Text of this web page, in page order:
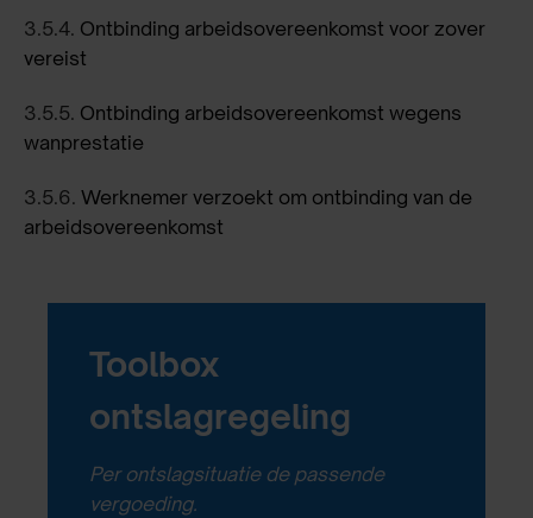
3.5.4. Ontbinding arbeidsovereenkomst voor zover
vereist
3.5.5. Ontbinding arbeidsovereenkomst wegens
wanprestatie
3.5.6. Werknemer verzoekt om ontbinding van de
arbeidsovereenkomst
Toolbox
ontslagregeling
Per ontslagsituatie de passende
vergoeding.